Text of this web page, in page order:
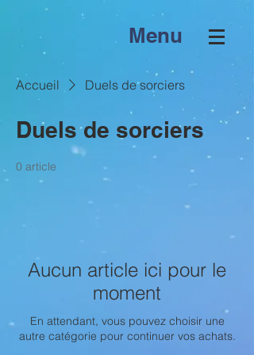
Menu
Accueil Duels de sorciers
Duels de sorciers
0 article
Aucun article ici pour le
moment
En attendant, vous pouvez choisir une
autre catégorie pour continuer vos achats.